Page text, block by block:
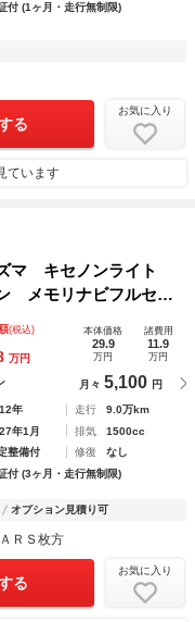
付 (1ヶ月・走行無制限)
る
お気に入り
ています
マ キセノンライト
メモリナビフルセグ
レコ 日産中古車ワ
(税込)
万円
本体価格
29.9
万円
諸費用
11.9
万円
月々 5,100 円
年 走行
9.0万km
年1月 排気
1500cc
整備付 修復
なし
付 (3ヶ月・走行無制限)
オプション見積り可
ＲＳ枚方
る
お気に入り